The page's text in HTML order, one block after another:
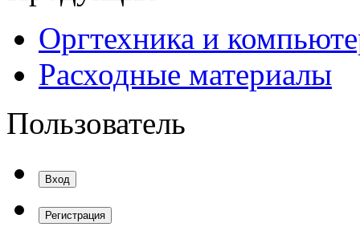
Оргтехника и
Расходные материалы
Пользователь
Вход
Регистрация